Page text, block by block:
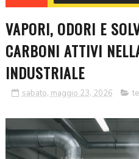
VAPORI, ODORI E
CARBONI ATTIVI
INDUSTRIALE
sabato, maggio 23, 2026